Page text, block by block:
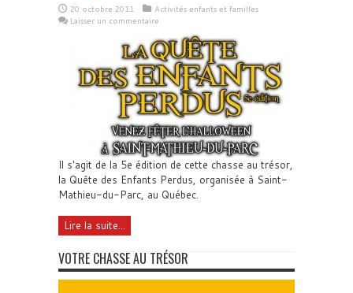
20 octobre 2011
Activités enfants et familles
Laisser un commentaire
Il s'agit de la 5e édition de cette chasse au trésor,
la Quête des Enfants Perdus, organisée à Saint-
Mathieu-du-Parc, au Québec.
Lire la suite...
VOTRE CHASSE AU TRÉSOR